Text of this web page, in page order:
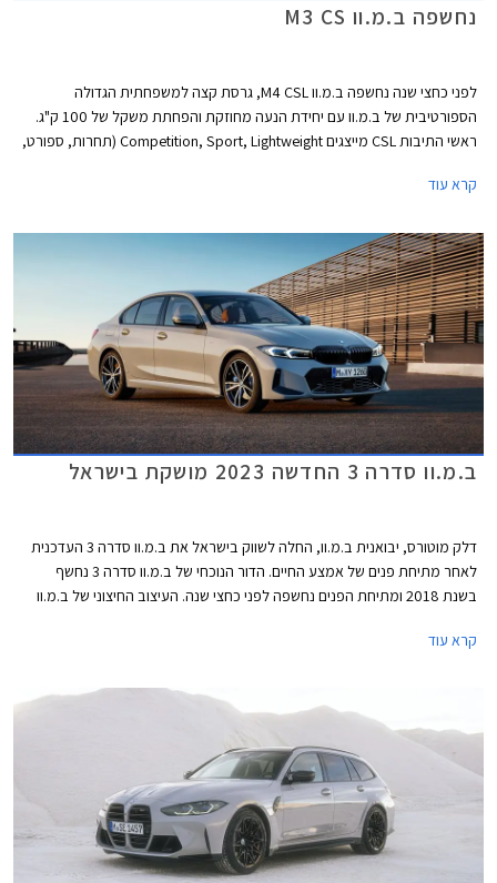
נחשפה ב.מ.וו M3 CS
לפני כחצי שנה נחשפה ב.מ.וו M4 CSL, גרסת קצה למשפחתית הגדולה
הספורטיבית של ב.מ.וו עם יחידת הנעה מחוזקת והפחתת משקל של 100 ק"ג.
ראשי התיבות CSL מייצגים Competition, Sport, Lightweight (תחרות, ספורט,
מתכוונת לייצר מגרסה זו אך סביר להניח שגם כאן הייצור מוגבל לכמה אלפי
לישראל ברבעון השלישי לשנת 2023.
קרא עוד
ב.מ.וו סדרה 3 החדשה 2023 מושקת בישראל
דלק מוטורס, יבואנית ב.מ.וו, החלה לשווק בישראל את ב.מ.וו סדרה 3 העדכנית
לאחר מתיחת פנים של אמצע החיים. הדור הנוכחי של ב.מ.וו סדרה 3 נחשף
בשנת 2018 ומתיחת הפנים נחשפה לפני כחצי שנה. העיצוב החיצוני של ב.מ.וו
המעודכנת עומדים על החל מ- 290,000 ₪ ומגלמים התייקרות משמעותית
קרא עוד